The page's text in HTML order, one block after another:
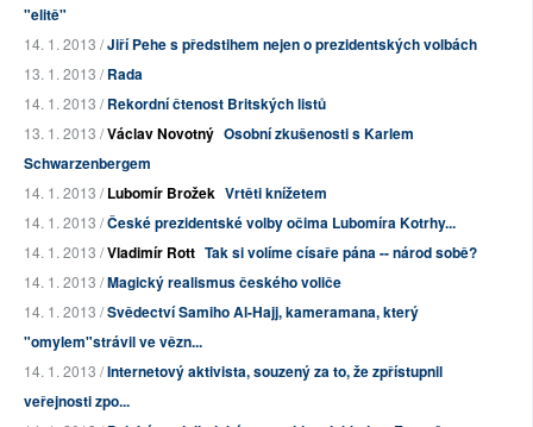
"elitě"
14. 1. 2013 /Jiří Pehe s předstihem nejen o prezidentských volbách
13. 1. 2013 /Rada
14. 1. 2013 /Rekordní čtenost Britských listů
13. 1. 2013 /Václav Novotný Osobní zkušenosti s Karlem
Schwarzenbergem
14. 1. 2013 /Lubomír Brožek Vrtěti knížetem
14. 1. 2013 /České prezidentské volby očima Lubomíra Kotrhy...
14. 1. 2013 /Vladimír Rott Tak si volíme císaře pána -- národ sobě?
14. 1. 2013 /Magický realismus českého voliče
14. 1. 2013 /Svědectví Samiho Al-Hajj, kameramana, který
"omylem"strávil ve vězn...
14. 1. 2013 /Internetový aktivista, souzený za to, že zpřístupnil
veřejnosti zpo...